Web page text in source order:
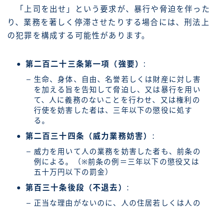
「上司を出せ」という要求が、暴行や脅迫を伴った
り、業務を著しく停滞させたりする場合には、刑法上
の犯罪を構成する可能性があります。
第二百二十三条第一項（強要） :
生命、身体、自由、名誉若しくは財産に対し害
を加える旨を告知して脅迫し、又は暴行を用い
て、人に義務のないことを行わせ、又は権利の
行使を妨害した者は、三年以下の懲役に処す
る。
第二百三十四条（威力業務妨害） :
威力を用いて人の業務を妨害した者も、前条の
例による。（※前条の例＝三年以下の懲役又は
五十万円以下の罰金）
第百三十条後段（不退去） :
正当な理由がないのに、人の住居若しくは人の